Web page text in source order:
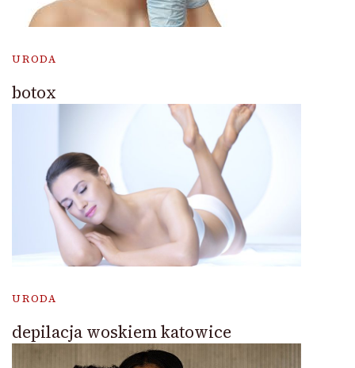
URODA
botox
URODA
depilacja woskiem katowice